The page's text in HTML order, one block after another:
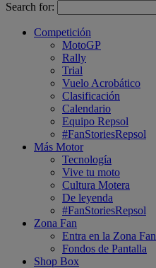
Search for:
Competición
MotoGP
Rally
Trial
Vuelo Acrobático
Clasificación
Calendario
Equipo Repsol
#FanStoriesRepsol
Más Motor
Tecnología
Vive tu moto
Cultura Motera
De leyenda
#FanStoriesRepsol
Zona Fan
Entra en la Zona Fan
Fondos de Pantalla
Shop Box